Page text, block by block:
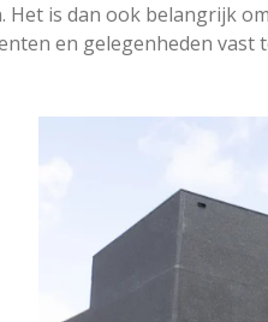
Het is dan ook belangrijk
en gelegenheden